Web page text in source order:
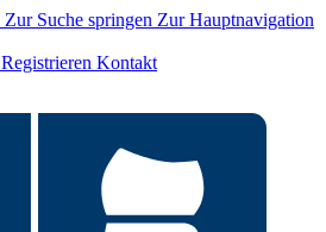
Zur Suche springen Zur Hauptnavigation
Registrieren Kontakt